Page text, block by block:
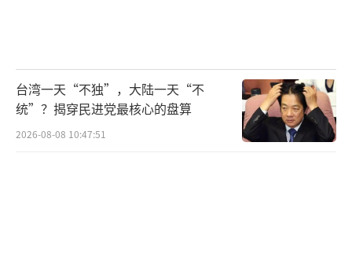
台湾一天“不独”，大陆一天“不
统”？揭穿民进党最核心的盘算
2026-08-08 10:47:51